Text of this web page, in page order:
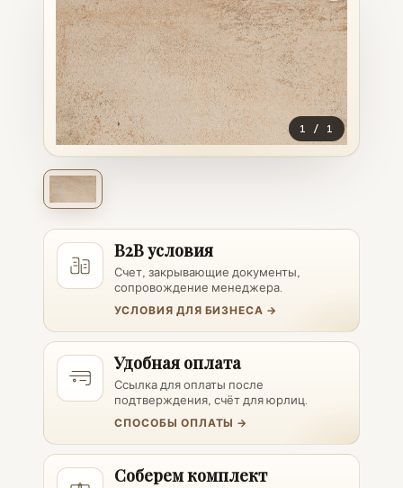
1 / 1
B2B условия
Счет, закрывающие документы,
сопровождение менеджера.
УСЛОВИЯ ДЛЯ БИЗНЕСА →
Удобная оплата
Ссылка для оплаты после
подтверждения, счёт для юрлиц.
СПОСОБЫ ОПЛАТЫ →
Соберем комплект